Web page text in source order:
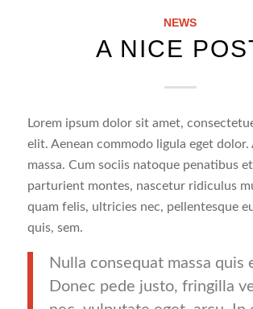
NEWS
A NICE
Lorem ipsum dolor sit amet,
elit. Aenean commodo ligula eget dolor.
massa. Cum sociis natoque penatibus
parturient montes, nascetur ridiculus
quam felis, ultricies nec, pellentesque
quis, sem.
Nulla consequat massa quis
Donec pede justo, fringilla